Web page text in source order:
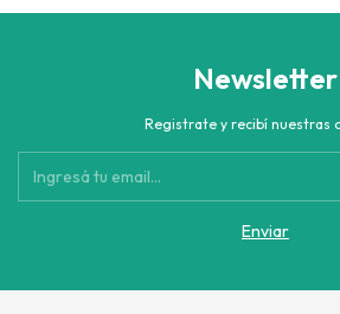
Newsletter
Registrate y recibí nuestras